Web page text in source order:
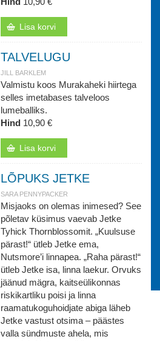
Lisa korvi
TALVELUGU
JILL BARKLEM
Valmistu koos Murakaheki hiirtega
selles imetabases talveloos
lumeballiks.
Hind 10,90 €
Lisa korvi
LÕPUKS JETKE
SARA PENNYPACKER
Misjaoks on olemas inimesed? See
põletav küsimus vaevab Jetke
Tyhick Thornblossomit. „Kuulsuse
pärast!“ ütleb Jetke ema,
Nutsmore’i linnapea. „Raha pärast!“
ütleb Jetke isa, linna laekur. Orvuks
jäänud mägra, kaitseülikonnas
riskikartliku poisi ja linna
raamatukoguhoidjate abiga läheb
Jetke vastust otsima – päästes
valla sündmuste ahela, mis